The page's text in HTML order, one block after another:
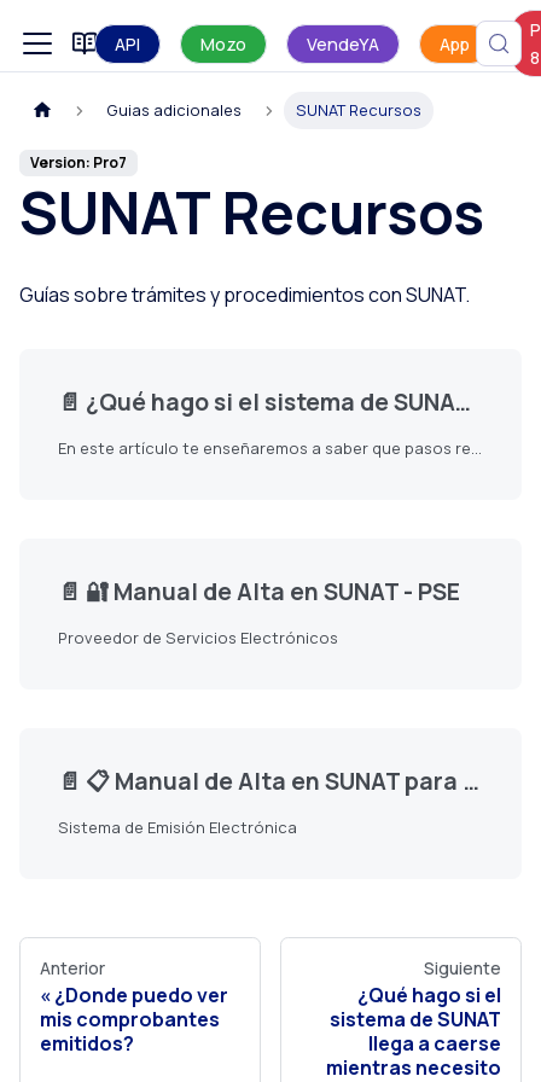
Manual de uso
API Mozo VendeYA App
8
Guias adicionales SUNAT Recursos
Version: Pro7
SUNAT Recursos
Guías sobre trámites y procedimientos con SUNAT.
📄️ ¿Qué hago si el sistema de SUNAT llega a caerse mientras necesito emitir una factura?
En este artículo te enseñaremos a saber que pasos realizar si el sistema de SUNAT llega a caerse. Sigue estos pasos para realizarlo:
📄️ 🔐 Manual de Alta en SUNAT - PSE
Proveedor de Servicios Electrónicos
📄️ 📋 Manual de Alta en SUNAT para OSE
Sistema de Emisión Electrónica
Anterior
¿Donde puedo ver
mis comprobantes
emitidos?
Siguiente
¿Qué hago si el
sistema de SUNAT
llega a caerse
mientras necesito